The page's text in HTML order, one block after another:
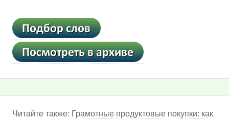
Читайте также: Грамотные продуктовые покупки: как